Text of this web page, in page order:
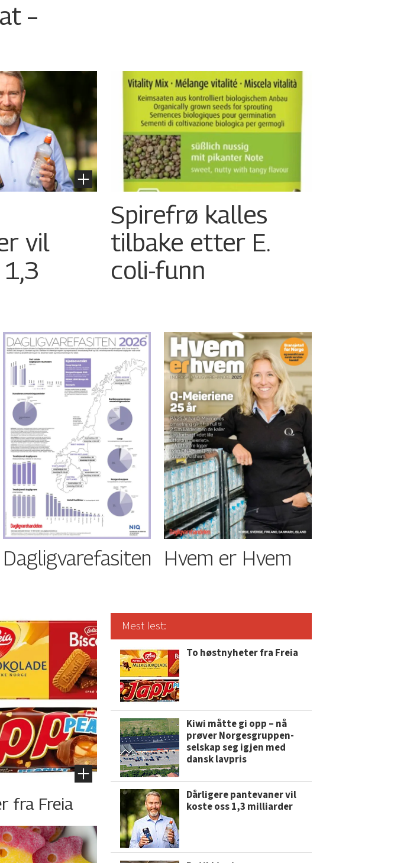
–
vil
Spirefrø kalles
tilbake etter E.
coli-funn
Dagligvarefasiten Hvem er Hvem
fra Freia
Mest lest:
To høstnyheter fra Freia
Kiwi måtte gi opp – nå
prøver Norgesgruppen-
selskap seg igjen med
dansk lavpris
Dårligere pantevaner vil
koste oss 1,3 milliarder